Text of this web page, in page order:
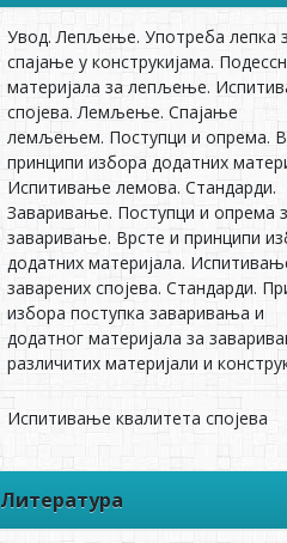
Увод. Лепљење. Употреба лепка
спајање у конструкијама.
материјала за лепљење.
спојева. Лемљење. Спајање
лемљењем. Поступци и опрема.
принципи избора додатних
Испитивање лемова. Стандарди.
Заваривање. Поступци и опрема
заваривање. Врсте и принципи
додатних материјала.
заварених спојева. Стандарди.
избора поступка заваривања и
додатног материјала за
различитих материјали и
Испитивање квалитета спојева
Литература